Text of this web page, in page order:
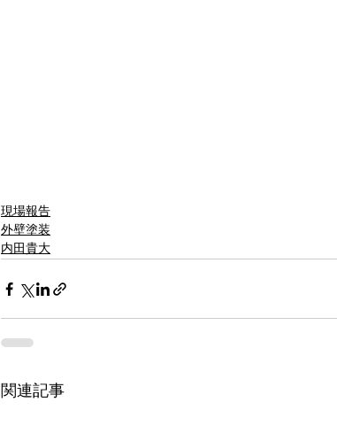
現場報告
外壁塗装
内田貴大
関連記事